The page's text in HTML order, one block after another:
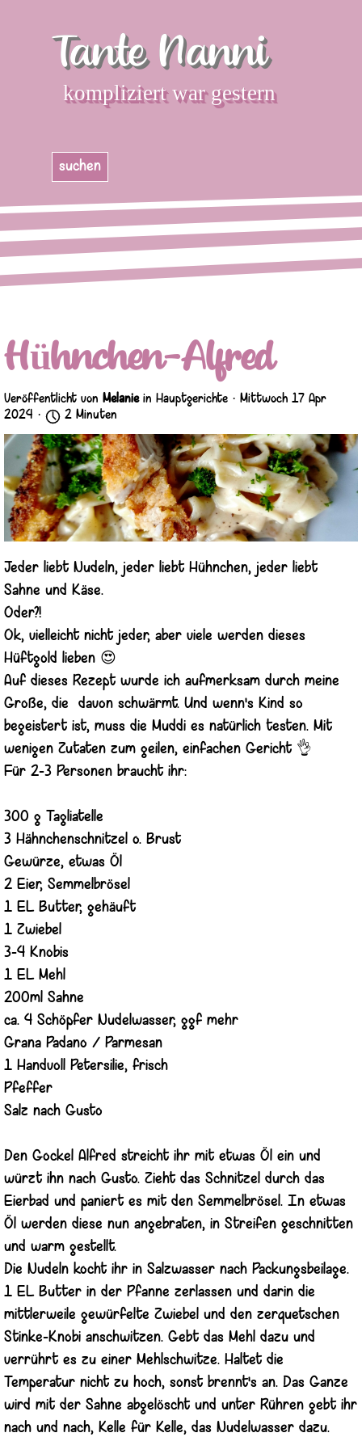
Tante Nanni
suchen
kompliziert war gestern
Menü überspringen
Hühnchen-Alfred
Veröffentlicht von Melaniein Hauptgerichte · Mittwoch 17 Apr
2024 ·
2 Minuten
Jeder liebt Nudeln, jeder liebt Hühnchen, jeder liebt
Sahne und Käse.
Oder?!
Ok, vielleicht nicht jeder, aber viele werden dieses
Hüftgold lieben 😍
Auf dieses Rezept wurde ich aufmerksam durch meine
Große, die davon schwärmt. Und wenn's Kind so
begeistert ist, muss die Muddi es natürlich testen. Mit
wenigen Zutaten zum geilen, einfachen Gericht 👌
Für 2-3 Personen braucht ihr:
300 g Tagliatelle
3 Hähnchenschnitzel o. Brust
Gewürze, etwas Öl
2 Eier, Semmelbrösel
1 EL Butter, gehäuft
1 Zwiebel
3-4 Knobis
1 EL Mehl
200ml Sahne
ca. 4 Schöpfer Nudelwasser, ggf mehr
Grana Padano / Parmesan
1 Handvoll Petersilie, frisch
Pfeffer
Salz nach Gusto
Den Gockel Alfred streicht ihr mit etwas Öl ein und
würzt ihn nach Gusto. Zieht das Schnitzel durch das
Eierbad und paniert es mit den Semmelbrösel. In etwas
Öl werden diese nun angebraten, in Streifen geschnitten
und warm gestellt.
Die Nudeln kocht ihr in Salzwasser nach Packungsbeilage.
1 EL Butter in der Pfanne zerlassen und darin die
mittlerweile gewürfelte Zwiebel und den zerquetschen
Stinke-Knobi anschwitzen. Gebt das Mehl dazu und
verrührt es zu einer Mehlschwitze. Haltet die
Temperatur nicht zu hoch, sonst brennt's an. Das Ganze
wird mit der Sahne abgelöscht und unter Rühren gebt ihr
nach und nach, Kelle für Kelle, das Nudelwasser dazu.